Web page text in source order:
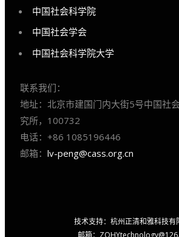
中国社会科学院
中国社会学会
中国社会科学院大学
联系我们：
地址：北京市建国门内大街5号中国社
究所，100732
电话：+86 1085196446
邮箱： lv-peng@cass.org.cn
技术支持：杭州正清和雅科技有
邮箱：